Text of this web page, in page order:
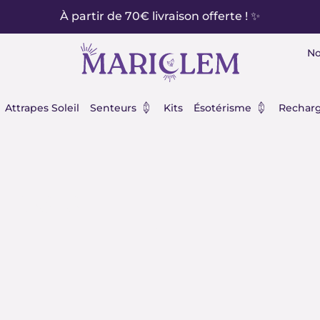
À partir de 70€ livraison offerte ! ✨
Attrapes Soleil Senteurs Ouvrir Senteurs
Kits Ésotérisme Ouvrir